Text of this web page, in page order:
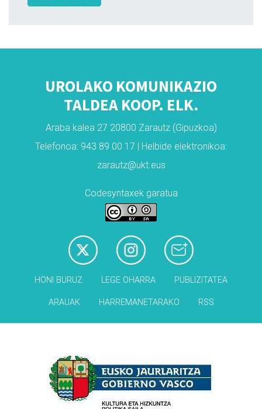
UROLAKO KOMUNIKAZIO
TALDEA KOOP. ELK.
Araba kalea 27 20800 Zarautz (Gipuzkoa)
Telefonoa: 943 89 00 17 | Helbide elektronikoa:
zarautz@ukt.eus
Codesyntaxek garatua
HONI BURUZ LEGE OHARRA PUBLIZITATEA
ARAUAK HARREMANETARAKO RSS